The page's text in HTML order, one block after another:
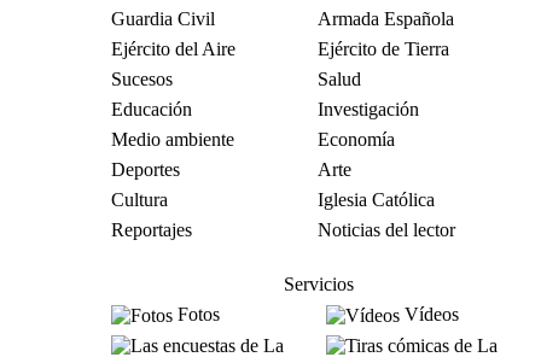
Guardia Civil
Armada Española
Ejército del Aire
Ejército de Tierra
Sucesos
Salud
Educación
Investigación
Medio ambiente
Economía
Deportes
Arte
Cultura
Iglesia Católica
Reportajes
Noticias del lector
Servicios
Fotos
Vídeos